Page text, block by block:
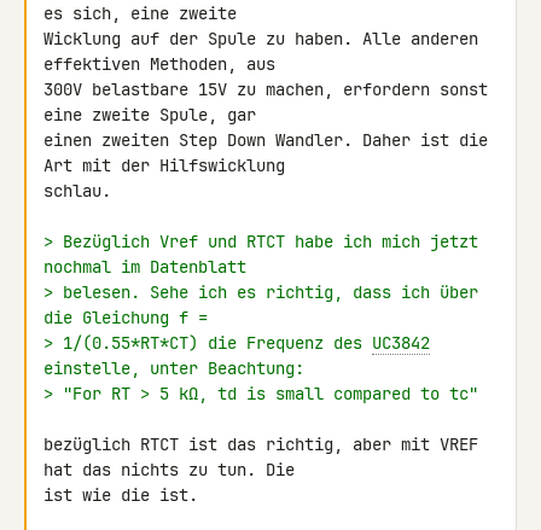
es sich, eine zweite
Wicklung auf der Spule zu haben. Alle anderen
effektiven Methoden, aus
300V belastbare 15V zu machen, erfordern sonst
eine zweite Spule, gar
einen zweiten Step Down Wandler. Daher ist die
Art mit der Hilfswicklung
schlau.
> Bezüglich Vref und RTCT habe ich mich jetzt
nochmal im Datenblatt
> belesen. Sehe ich es richtig, dass ich über
die Gleichung f =
> 1/(0.55*RT*CT) die Frequenz des UC3842
einstelle, unter Beachtung:
> "For RT > 5 kΩ, td is small compared to tc"
bezüglich RTCT ist das richtig, aber mit VREF
hat das nichts zu tun. Die
ist wie die ist.